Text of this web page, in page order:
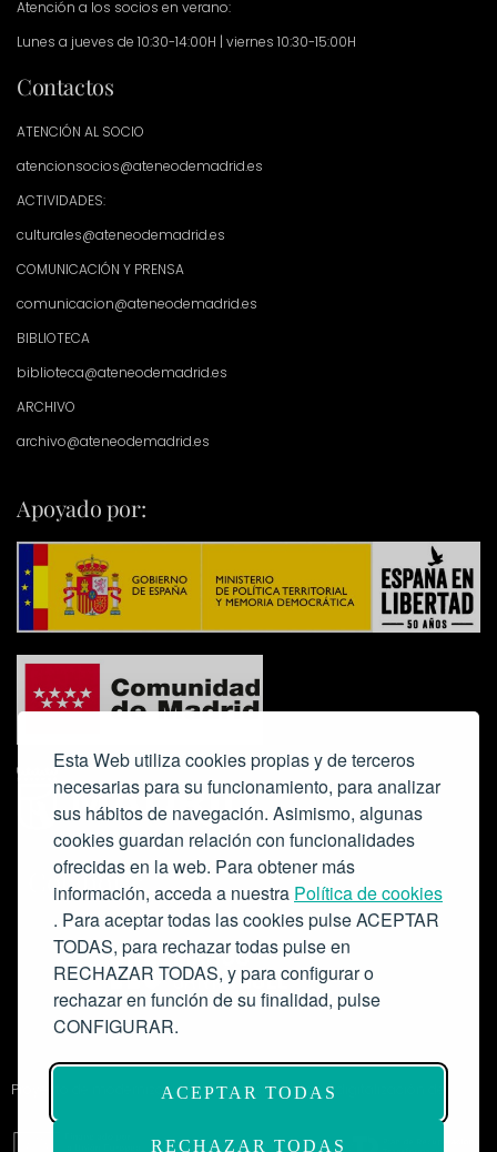
Esta Web utiliza cookies propias y de terceros
necesarias para su funcionamiento, para analizar
sus hábitos de navegación. Asimismo, algunas
cookies guardan relación con funcionalidades
ofrecidas en la web. Para obtener más
información, acceda a nuestra Política de cookies
. Para aceptar todas las cookies pulse ACEPTAR
TODAS, para rechazar todas pulse en
RECHAZAR TODAS, y para configurar o
rechazar en función de su finalidad, pulse
CONFIGURAR.
ACEPTAR TODAS
RECHAZAR TODAS
Atención a los socios en verano:
Lunes a jueves de 10:30-14:00H | viernes 10:30-15:00H
Contactos
ATENCIÓN AL SOCIO
atencionsocios@ateneodemadrid.es
ACTIVIDADES:
culturales@ateneodemadrid.es
COMUNICACIÓN Y PRENSA
comunicacion@ateneodemadrid.es
BIBLIOTECA
biblioteca@ateneodemadrid.es
ARCHIVO
archivo@ateneodemadrid.es
Apoyado por:
Colabora:
Proyecto de modernización de infraestructuras y digitalización del
Salón de Actos del Ateneo de Madrid como espacio escénico-musical.
Subvención: 175.000€